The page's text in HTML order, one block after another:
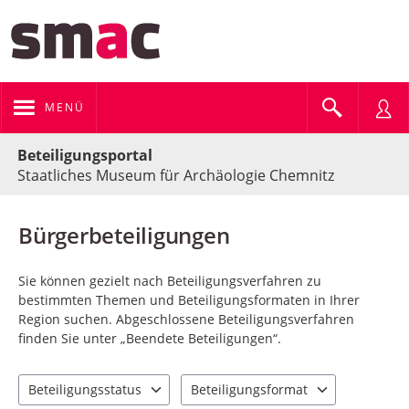
MENÜ
Beteiligungsportal
Staatliches Museum für Archäologie Chemnitz
Bürgerbeteiligungen
Sie können gezielt nach Beteiligungsverfahren zu
bestimmten Themen und Beteiligungsformaten in Ihrer
Region suchen. Abgeschlossene Beteiligungsverfahren
finden Sie unter „Beendete Beteiligungen“.
Beteiligungsstatus
Beteiligungsformat